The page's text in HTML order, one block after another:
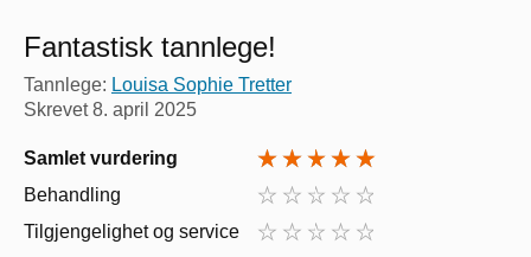
Fantastisk tannlege!
Tannlege: Louisa Sophie Tretter
Skrevet8. april 2025
Samlet vurdering
Behandling
Tilgjengelighet og service